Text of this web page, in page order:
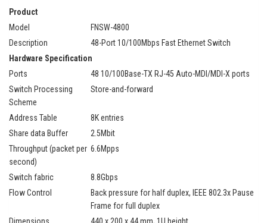
Product
Model
FNSW-4800
Description
48-Port 10/100Mbps Fast Ethernet Switch
Hardware Specification
Ports
48 10/100Base-TX RJ-45 Auto-MDI/MDI-X ports
Switch Processing
Scheme
Store-and-forward
Address Table
8K entries
Share data Buffer
2.5Mbit
Throughput (packet per
second)
6.6Mpps
Switch fabric
8.8Gbps
Flow Control
Back pressure for half duplex, IEEE 802.3x Pause
Frame for full duplex